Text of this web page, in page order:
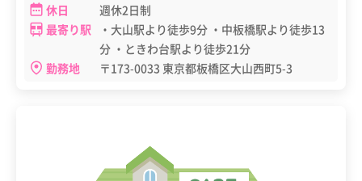
休日
週休2日制
最寄り駅
・大山駅より徒歩9分 ・中板橋駅より徒歩13
分 ・ときわ台駅より徒歩21分
勤務地
〒173-0033 東京都板橋区大山西町5-3